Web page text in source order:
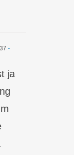
-
ja